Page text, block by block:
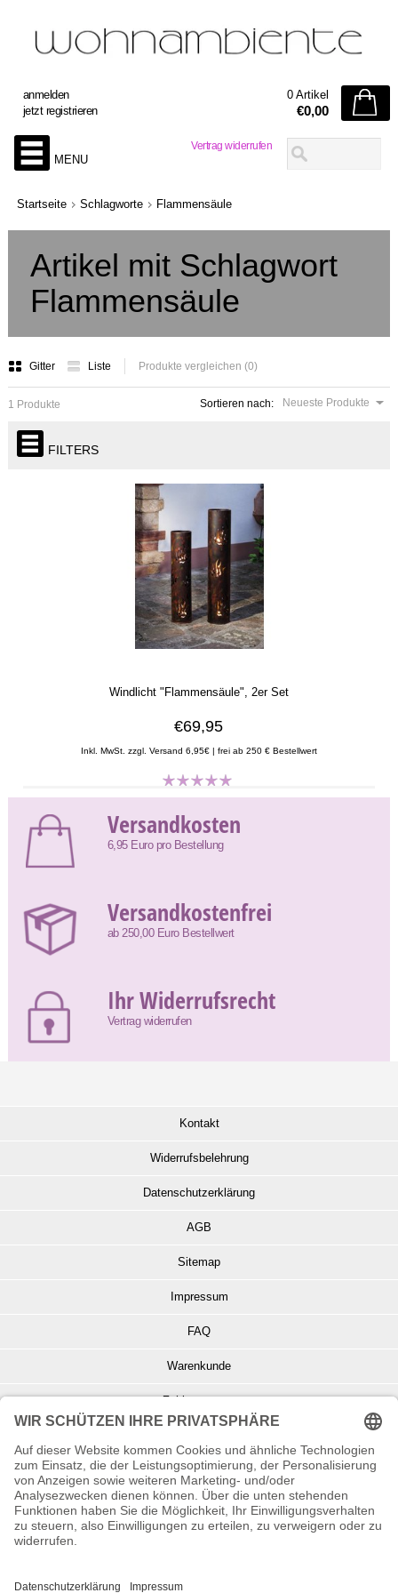
Vertrag widerrufen
anmelden
jetzt registrieren
0 Artikel
€0,00
MENU
Startseite Schlagworte Flammensäule
Artikel mit Schlagwort
Flammensäule
Gitter Liste Produkte vergleichen (0)
Sortieren nach: Neueste Produkte
1 Produkte
FILTERS
Windlicht "Flammensäule", 2er Set
€69,95
Inkl. MwSt. zzgl. Versand 6,95€ | frei ab 250 € Bestellwert
Versandkosten
6,95 Euro pro Bestellung
Versandkostenfrei
ab 250,00 Euro Bestellwert
Ihr Widerrufsrecht
Vertrag widerrufen
Kontakt
Widerrufsbelehrung
Datenschutzerklärung
AGB
Sitemap
Impressum
FAQ
Warenkunde
Zahlungsarten
Info zu Elektro- u. Elektronikgeräten
Batterieentsorgung
Informationen zur Echtheit von Kundenbewertungen